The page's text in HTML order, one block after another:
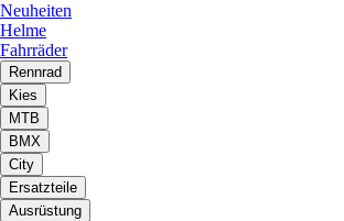
Neuheiten
Helme
Fahrräder
Rennrad
Kies
MTB
BMX
City
Ersatzteile
Ausrüstung